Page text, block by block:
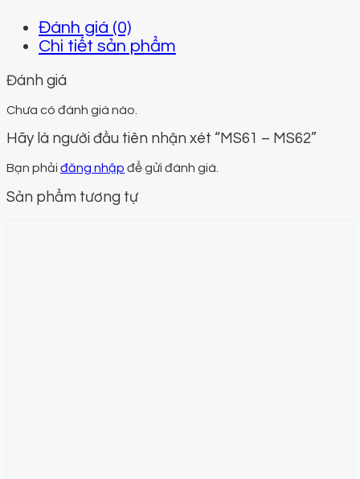
Đánh giá (0)
Chi tiết sản phẩm
Đánh giá
Chưa có đánh giá nào.
Hãy là người đầu tiên nhận xét “MS61 – MS62”
Bạn phải đăng nhập để gửi đánh giá.
Sản phẩm tương tự